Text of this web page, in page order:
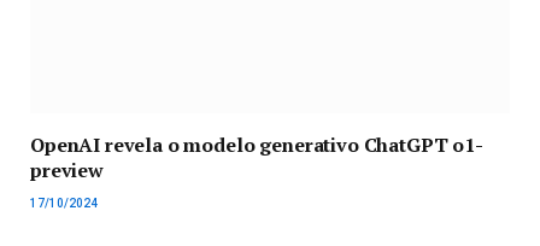
OpenAI revela o modelo generativo ChatGPT o1-
preview
17/10/2024